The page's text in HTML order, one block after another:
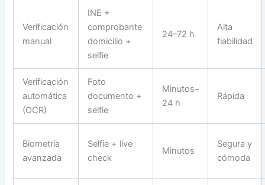
Verificación
manual
INE +
comprobante
domicilio +
selfie
24–72 h
Alta
fiabilidad
Verificación
automática
(OCR)
Foto
documento +
selfie
Minutos–
24 h
Rápida
Biometría
avanzada
Selfie + live
check
Minutos
Segura y
cómoda